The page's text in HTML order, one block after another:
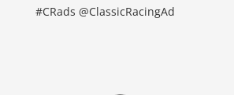
#CRads @ClassicRacingAd